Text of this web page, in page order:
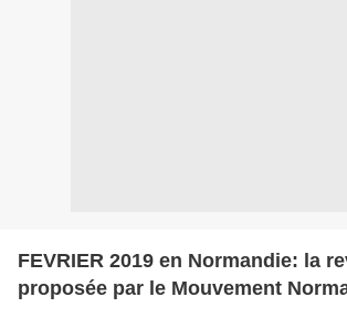
FEVRIER 2019 en Normandie: la
proposée par le Mouvement